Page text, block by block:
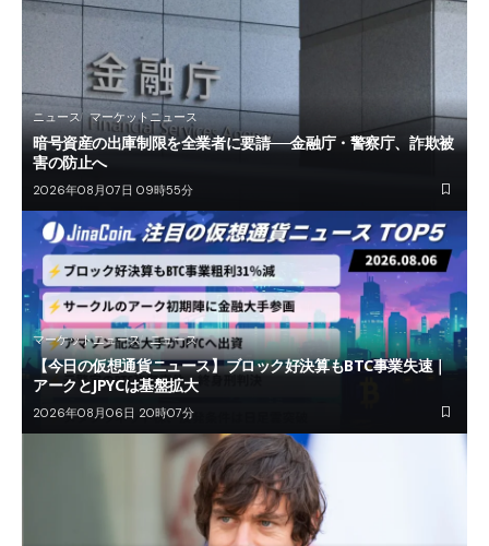
ニュース マーケットニュース
暗号資産の出庫制限を全業者に要請──金融庁・警察庁、詐欺被
害の防止へ
2026年08月07日 09時55分
マーケットニュース ニュース
【今日の仮想通貨ニュース】ブロック好決算もBTC事業失速｜
アークとJPYCは基盤拡大
2026年08月06日 20時07分